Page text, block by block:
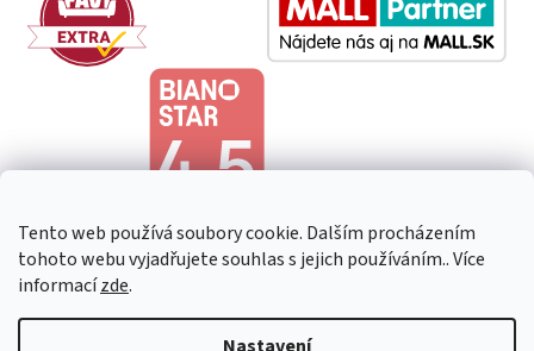
Tento web používá soubory cookie. Dalším procházením
tohoto webu vyjadřujete souhlas s jejich používáním.. Více
informacízde.
HeavenShop. Všechna práva vyhrazena.